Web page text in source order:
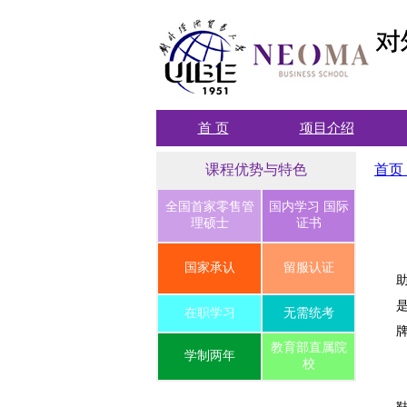
首 页 项目介绍
课程优势与特色
全国首家零售管
理硕士
国内学习 国际
证书
国家承认 留服认证
在职学习 无需统考
学制两年
教育部直属院
校
首页